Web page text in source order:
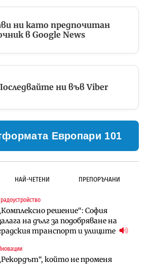
ни като предпочитан
в Google News
ни във Viber
Европари 101
НАЙ-ЧЕТЕНИ ПРЕПОРЪЧАНИ
решение“: София
на дълг за подобряване на
транспорт и улиците
който не променя
община избра
за преместването на
трасе по бул.
Инфраструктура
на тунела под
ще върви паралелно с
оценки
подписа договор за